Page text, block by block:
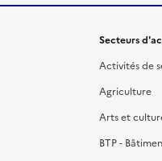
Secteurs
Activités de
Agriculture
Arts et
BTP -